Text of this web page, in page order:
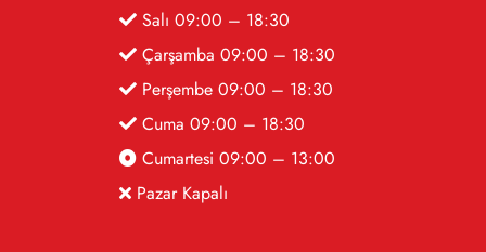
Salı 09:00 – 18:30
Çarşamba 09:00 – 18:30
Perşembe 09:00 – 18:30
Cuma 09:00 – 18:30
Cumartesi 09:00 – 13:00
Pazar Kapalı